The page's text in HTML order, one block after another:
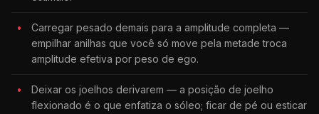
Carregar pesado demais para a amplitude completa —
empilhar anilhas que você só move pela metade troca
amplitude efetiva por peso de ego.
Deixar os joelhos derivarem — a posição de joelho
flexionado é o que enfatiza o sóleo; ficar de pé ou esticar